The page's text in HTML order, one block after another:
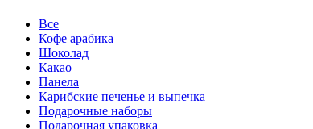
Все
Кофе арабика
Шоколад
Какао
Панела
Карибские печенье и выпечка
Подарочные наборы
Подарочная упаковка